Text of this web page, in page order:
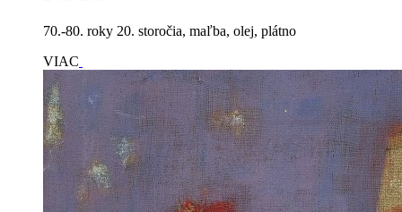
70.-80. roky 20. storočia, maľba, olej, plátno
VIAC